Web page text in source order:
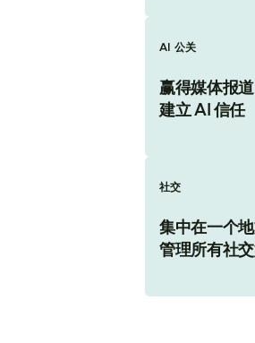
AI 公关
赢得媒体报道
建立 AI 信任
社交
集中在一个
管理所有社